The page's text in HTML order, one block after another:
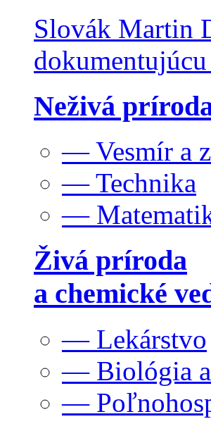
Slovák Martin
Neživá
— Vesmír a
— Technika
—
Živá príroda
a chemické
— Lekárstvo
— Biológia a
—